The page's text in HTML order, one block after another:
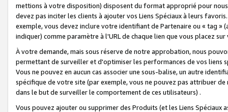
mettions à votre disposition) disposent du format approprié pour
devez pas inciter les clients à ajouter vos Liens Spéciaux à leurs
exemple, vous devez inclure votre identifiant de Partenaire ou « tag
indiquer) comme paramètre à l'URL de chaque lien que vous placez
À votre demande, mais sous réserve de notre approbation, nous
permettant de surveiller et d'optimiser les performances de vos liens
Vous ne pouvez en aucun cas associer une sous-balise, un autre
spécifique de votre site (par exemple, vous ne pouvez pas attribuer
dans le but de surveiller le comportement de ces utilisateurs) .
Vous pouvez ajouter ou supprimer des Produits (et les Liens